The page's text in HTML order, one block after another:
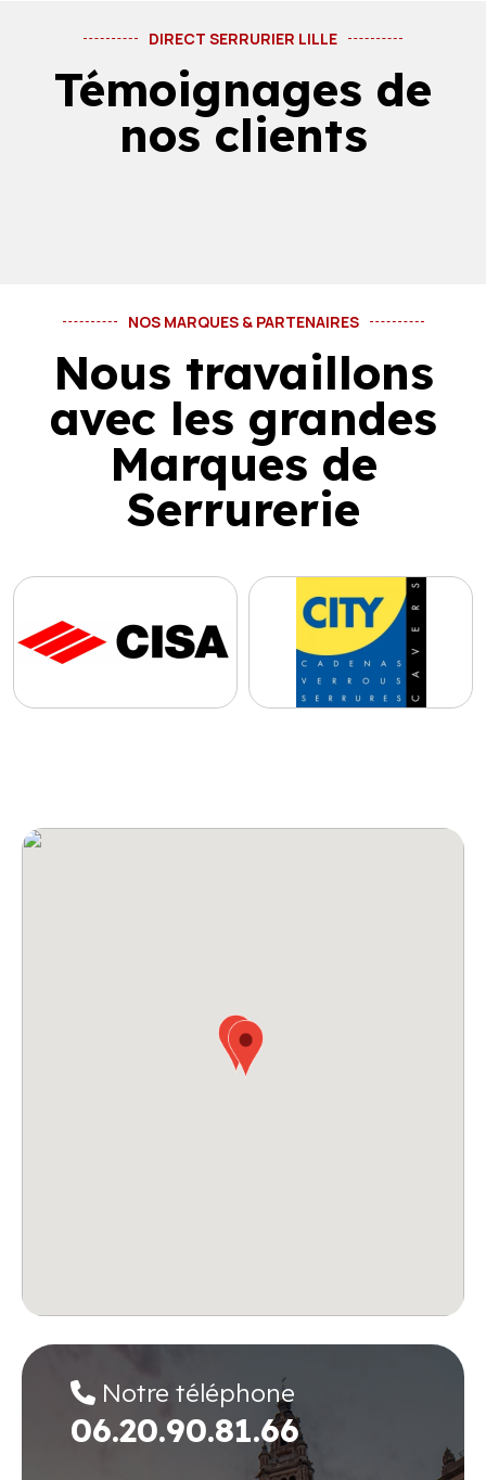
DIRECT SERRURIER LILLE
Témoignages de
nos clients
NOS MARQUES & PARTENAIRES
Nous travaillons
avec les grandes
Marques de
Serrurerie
Notre téléphone
06.20.90.81.66